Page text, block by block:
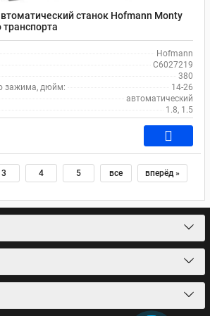
станок Hofmann Monty
транспорта
Hofmann
C6027219
380
зажима, дюйм:
14-26
автоматический
1.8, 1.5
3 4 5 все вперёд »